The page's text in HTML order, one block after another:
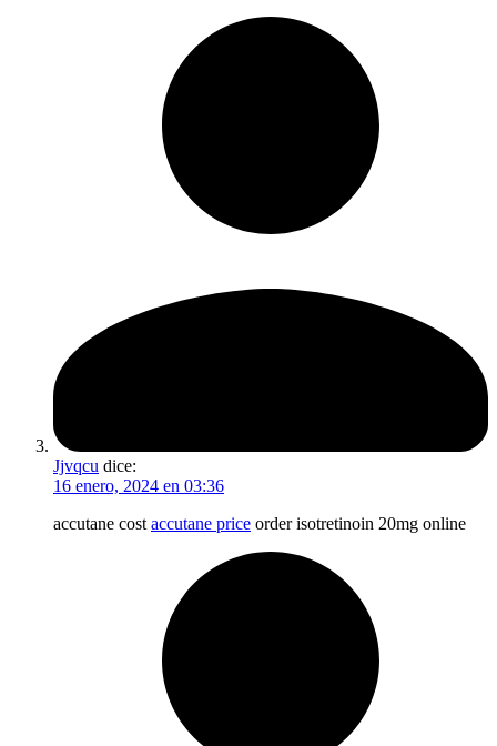
Jjvqcu dice:
16 enero, 2024 en 03:36
accutane cost accutane price order isotretinoin 20mg online